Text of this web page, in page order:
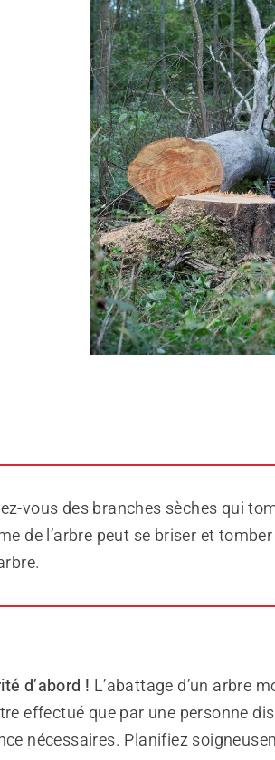
vous des branches sèches qui
de l’arbre peut se briser et
d’abord ! L’abattage d’un arbre
effectué que par une personne
nécessaires. Planifiez